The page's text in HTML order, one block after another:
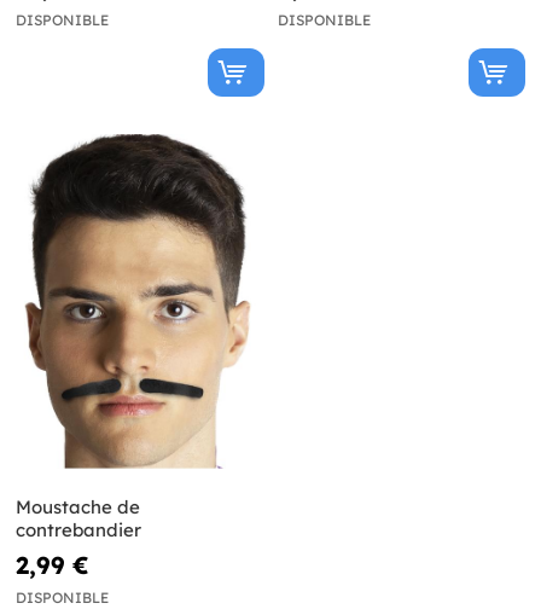
DISPONIBLE DISPONIBLE
Moustache de
contrebandier
2,99 €
DISPONIBLE